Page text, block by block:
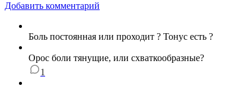
Добавить комментарий
Боль постоянная или проходит ? Тонус есть ?
Орос боли тянущие, или схваткообразные?
1